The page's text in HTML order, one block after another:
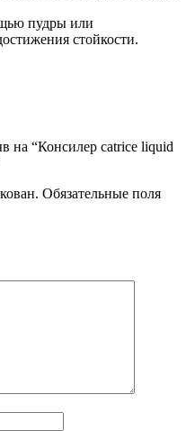
пудры или
стойкости.
на “Консилер catrice liquid
Обязательные поля